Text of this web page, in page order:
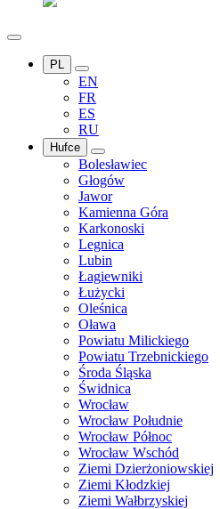
PL
EN
FR
ES
RU
Hufce
Bolesławiec
Głogów
Jawor
Kamienna Góra
Karkonoski
Legnica
Lubin
Łagiewniki
Łużycki
Oleśnica
Oława
Powiatu Milickiego
Powiatu Trzebnickiego
Środa Śląska
Świdnica
Wrocław
Wrocław Południe
Wrocław Północ
Wrocław Wschód
Ziemi Dzierżoniowskiej
Ziemi Kłodzkiej
Ziemi Wałbrzyskiej